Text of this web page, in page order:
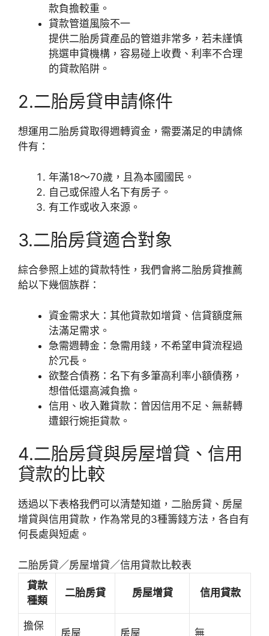
款負擔較重。
貸款管道風險不一
提供二胎房貸產品的管道非常多，若未謹慎
挑選申貸機構，容易碰上收費、利率不合理
的貸款陷阱。
2.二胎房貸申請條件
想運用二胎房貸取得週轉資金，需要滿足的申請條
件有：
年滿18～70歲，且為本國國民。
自己或保證人名下有房子。
有工作或收入來源。
3.二胎房貸適合對象
綜合參照上述的貸款特性，我們會將二胎房貸推薦
給以下幾個族群：
資金需求大：其他貸款如增貸、信貸額度無
法滿足需求。
急需週轉金：急需用錢，不希望申貸流程過
於冗長。
欲整合債務：名下有多筆高利率小額債務，
想借低還高減負擔。
信用、收入難貸款：曾因信用不足、無薪轉
遭銀行婉拒貸款。
4.二胎房貸與房屋增貸、信用
貸款的比較
透過以下表格我們可以清楚知道，二胎房貸、房屋
增貸與信用貸款，作為常見的3種籌錢方法，各自有
何長處與短處。
二胎房貸／房屋增貸／信用貸款比較表
貸款
種類
二胎房貸 房屋增貸 信用貸款
擔保
房屋 房屋 無